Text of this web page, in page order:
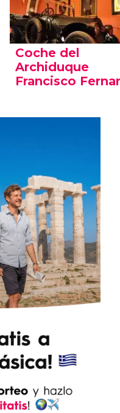
Coche del
Archiduque
Francisco